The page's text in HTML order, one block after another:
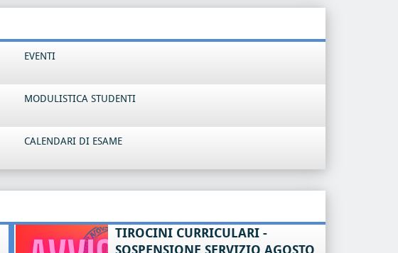
EVENTI
MODULISTICA STUDENTI
CALENDARI DI ESAME
TIROCINI CURRICULARI -